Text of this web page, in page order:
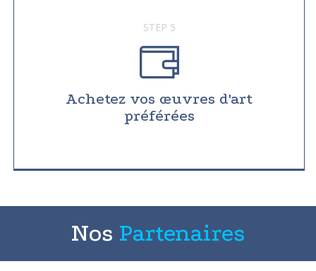
STEP 5
Achetez vos œuvres d'art
préférées
Nos Partenaires